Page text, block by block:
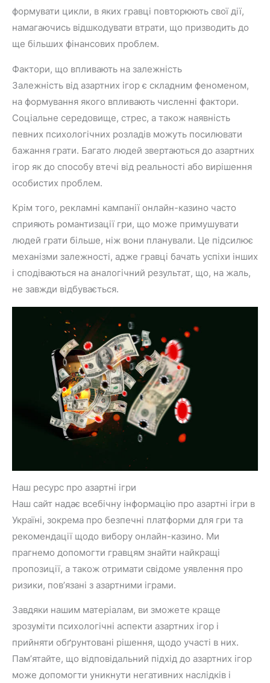
формувати цикли, в яких гравці повторюють свої дії,
намагаючись відшкодувати втрати, що призводить до
ще більших фінансових проблем.
Фактори, що впливають на залежність
Залежність від азартних ігор є складним феноменом,
на формування якого впливають численні фактори.
Соціальне середовище, стрес, а також наявність
певних психологічних розладів можуть посилювати
бажання грати. Багато людей звертаються до азартних
ігор як до способу втечі від реальності або вирішення
особистих проблем.
Крім того, рекламні кампанії онлайн-казино часто
сприяють романтизації гри, що може примушувати
людей грати більше, ніж вони планували. Це підсилює
механізми залежності, адже гравці бачать успіхи інших
і сподіваються на аналогічний результат, що, на жаль,
не завжди відбувається.
Наш ресурс про азартні ігри
Наш сайт надає всебічну інформацію про азартні ігри в
Україні, зокрема про безпечні платформи для гри та
рекомендації щодо вибору онлайн-казино. Ми
прагнемо допомогти гравцям знайти найкращі
пропозиції, а також отримати свідоме уявлення про
ризики, пов’язані з азартними іграми.
Завдяки нашим матеріалам, ви зможете краще
зрозуміти психологічні аспекти азартних ігор і
прийняти обґрунтовані рішення, щодо участі в них.
Пам’ятайте, що відповідальний підхід до азартних ігор
може допомогти уникнути негативних наслідків і